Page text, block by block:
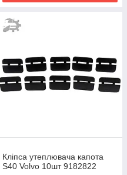
Кліпса утеплювача капота
S40 Volvo 10шт 9182822